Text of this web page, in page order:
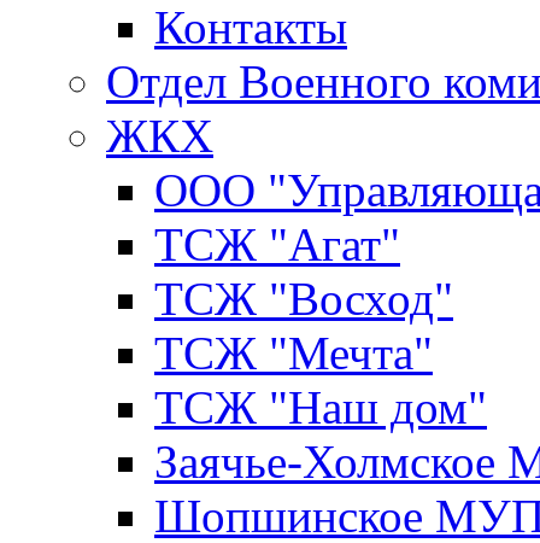
Контакты
Отдел Военного
ЖКХ
ООО
ТСЖ "Агат"
ТСЖ "Восход"
ТСЖ "Мечта"
ТСЖ "Наш дом"
Заячье-
Шопшинское